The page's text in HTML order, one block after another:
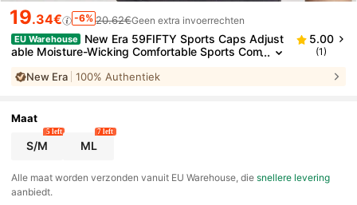
19.34€ -6% 20.62€Geen extra invoerrechten
EU Warehouse
New Era 59FIFTY Sports Caps Adjust
able Moisture-Wicking Comfortable Sports Com
5.00
(1)
New Era 100% Authentiek
Maat
S/M
5 left
ML
7 left
Alle maat worden verzonden vanuit EU Warehouse, diesnellere levering
aanbiedt.